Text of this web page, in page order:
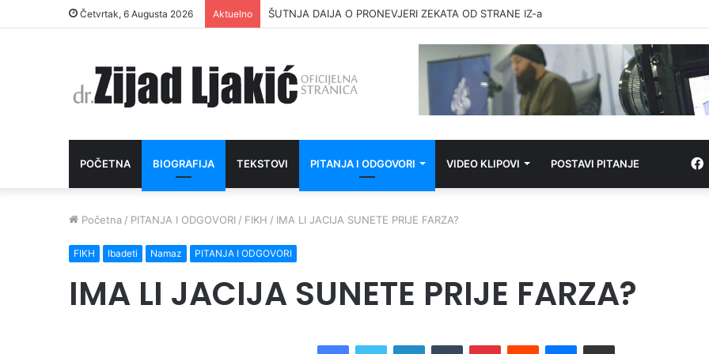
Četvrtak, 6 Augusta 2026 Aktuelno ŠUTNJA DAIJA O PRONEVJERI ZEKATA OD STRANE IZ-a
POČETNA BIOGRAFIJA TEKSTOVI PITANJA I ODGOVORI VIDEO KLIPOVI POSTAVI PITANJE
Početna / PITANJA I ODGOVORI / FIKH / IMA LI JACIJA SUNETE PRIJE FARZA?
FIKH Ibadeti Namaz PITANJA I ODGOVORI
IMA LI JACIJA SUNETE PRIJE FARZA?